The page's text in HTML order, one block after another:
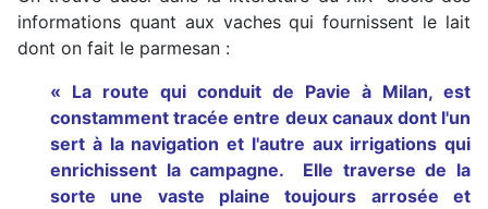
informations quant aux vaches qui fournissent le lait
dont on fait le parmesan :
« La route qui conduit de Pavie à Milan, est
constamment tracée entre deux canaux dont l'un
sert à la navigation et l'autre aux irrigations qui
enrichissent la campagne. Elle traverse de la
sorte une vaste plaine toujours arrosée et